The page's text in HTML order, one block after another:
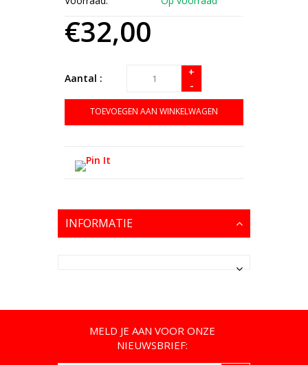
€32,00
Aantal :
+
-
TOEVOEGEN AAN WINKELWAGEN
INFORMATIE
MELD JE AAN VOOR ONZE
NIEUWSBRIEF: